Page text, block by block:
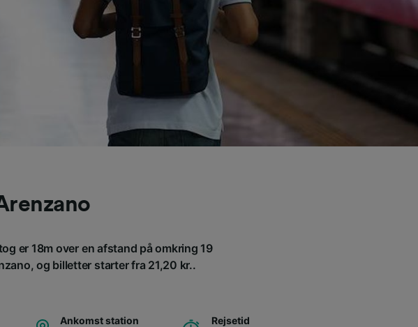
er 18m over en afstand på omkring 19
og billetter starter fra 21,20 kr..
Ankomst station
Rejsetid